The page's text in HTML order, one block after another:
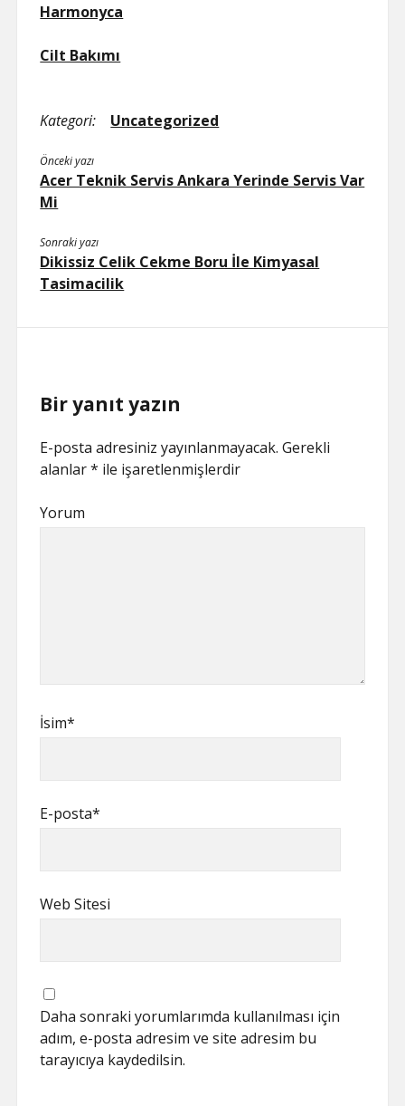
Harmonyca
Cilt Bakımı
Kategori: Uncategorized
Önceki yazı
Acer Teknik Servis Ankara Yerinde Servis Var
Mi
Sonraki yazı
Dikissiz Celik Cekme Boru İle Kimyasal
Tasimacilik
Bir yanıt yazın
E-posta adresiniz yayınlanmayacak. Gerekli
alanlar* ile işaretlenmişlerdir
Yorum
İsim*
E-posta*
Web Sitesi
Daha sonraki yorumlarımda kullanılması için
adım, e-posta adresim ve site adresim bu
tarayıcıya kaydedilsin.